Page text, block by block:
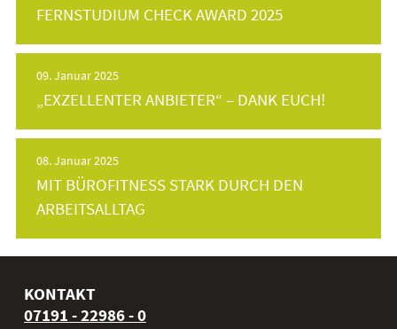
FERNSTUDIUM CHECK AWARD 2025
09. Januar 2025
„EXZELLENTER ANBIETER“ – DANK EUCH!
08. Januar 2025
MIT BÜROFITNESS STARK DURCH DEN
ARBEITSALLTAG
KONTAKT
07191 - 22986 - 0